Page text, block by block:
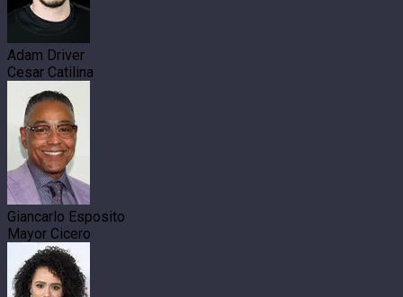
Adam Driver
Cesar Catilina
Giancarlo Esposito
Mayor Cicero